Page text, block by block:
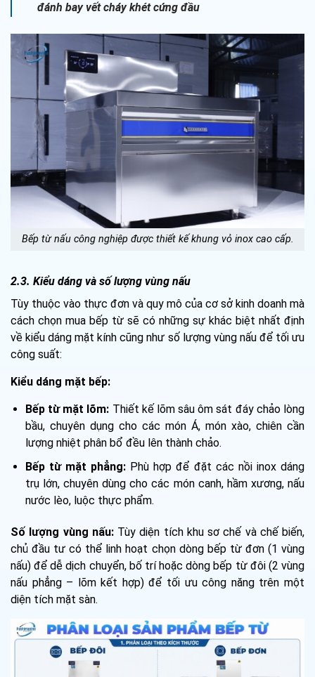
đánh bay vết cháy khét cứng đầu
Bếp từ nấu công nghiệp được thiết kế khung vỏ inox cao cấp.
2.3. Kiểu dáng và số lượng vùng nấu
Tùy thuộc vào thực đơn và quy mô của cơ sở kinh doanh mà
cách chọn mua bếp từ sẽ có những sự khác biệt nhất định
về kiểu dáng mặt kính cũng như số lượng vùng nấu để tối ưu
công suất:
Kiểu dáng mặt bếp:
Bếp từ mặt lõm: Thiết kế lõm sâu ôm sát đáy chảo lòng
bầu, chuyên dụng cho các món Á, món xào, chiên cần
lượng nhiệt phân bổ đều lên thành chảo.
Bếp từ mặt phẳng: Phù hợp để đặt các nồi inox dáng
trụ lớn, chuyên dùng cho các món canh, hầm xương, nấu
nước lèo, luộc thực phẩm.
Số lượng vùng nấu:Tùy diện tích khu sơ chế và chế biến,
chủ đầu tư có thể linh hoạt chọn dòng bếp từ đơn (1 vùng
nấu) để dễ dịch chuyển, bố trí hoặc dòng bếp từ đôi (2 vùng
nấu phẳng – lõm kết hợp) để tối ưu công năng trên một
diện tích mặt sàn.